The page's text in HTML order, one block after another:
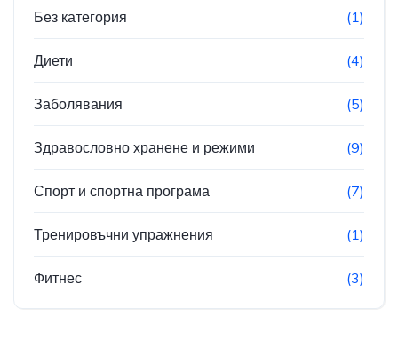
Без категория (1)
Диети (4)
Заболявания (5)
Здравословно хранене и режими (9)
Спорт и спортна програма (7)
Тренировъчни упражнения (1)
Фитнес (3)